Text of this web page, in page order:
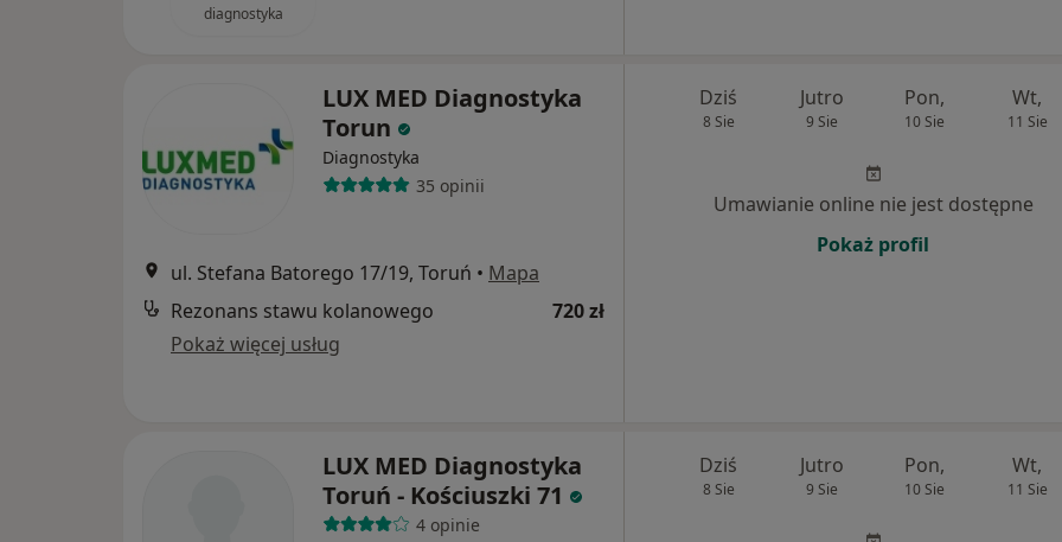
diagnostyka
LUX MED Diagnostyka
Torun
Diagnostyka
35 opinii
ul. Stefana Batorego 17/19, Toruń • Mapa
Rezonans stawu kolanowego
720 zł
Pokaż więcej usług
Dziś
8 Sie
Jutro
9 Sie
Pon,
10 Sie
Wt,
11 Sie
Umawianie online nie jest dostępne
Pokaż profil
LUX MED Diagnostyka
Toruń - Kościuszki 71
4 opinie
Dziś
8 Sie
Jutro
9 Sie
Pon,
10 Sie
Wt,
11 Sie